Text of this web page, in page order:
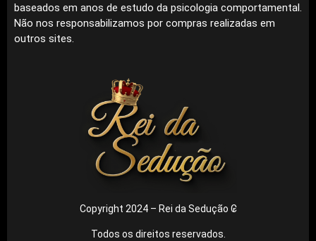
baseados em anos de estudo da psicologia comportamental.
Não nos responsabilizamos por compras realizadas em
outros sites.
Copyright 2024 – Rei da Sedução ₢
Todos os direitos reservados.